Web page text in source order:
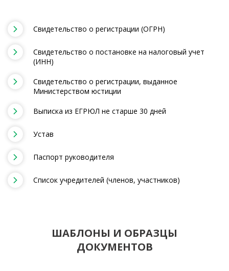
Свидетельство о регистрации (ОГРН)
Свидетельство о постановке на налоговый учет
(ИНН)
Свидетельство о регистрации, выданное
Министерством юстиции
Выписка из ЕГРЮЛ не старше 30 дней
Устав
Паспорт руководителя
Список учредителей (членов, участников)
ШАБЛОНЫ И ОБРАЗЦЫ
ДОКУМЕНТОВ